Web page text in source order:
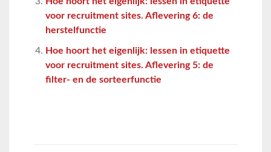
voor recruitment sites. Aflevering 6: de
herstelfunctie
Hoe hoort het eigenlijk: lessen in etiquette
voor recruitment sites. Aflevering 5: de
filter- en de sorteerfunctie